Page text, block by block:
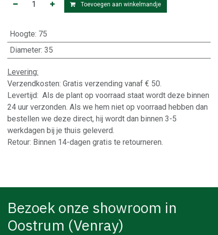
Toevoegen aan winkelmandje
Hoogte: 75
Diameter: 35
Levering:
Verzendkosten: Gratis verzending vanaf € 50.
Levertijd: Als de plant op voorraad staat wordt deze binnen
24 uur verzonden. Als we hem niet op voorraad hebben dan
bestellen we deze direct, hij wordt dan binnen 3-5
werkdagen bij je thuis geleverd.
Retour: Binnen 14-dagen gratis te retourneren.
Bezoek onze showroom in
Oostrum (Venray)